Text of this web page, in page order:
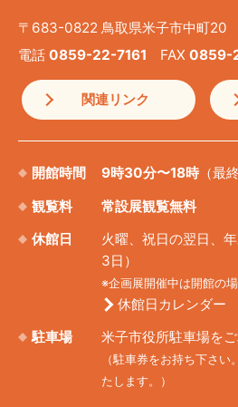
〒683-0822 鳥取県米子市中町20
電話 0859-22-7161 FAX 0859-
関連リンク
開館時間 9時30分〜18時（最
観覧料
常設展観覧無料
休館日
火曜、祝日の翌日、
3日）
※企画展開催中は開館の場
休館日カレンダー
駐車場
米子市役所駐車場をご
（駐車券をお持ち下さ
たします。）